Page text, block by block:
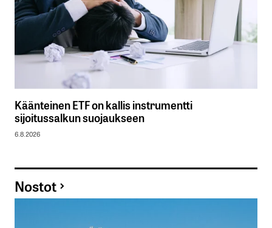
Käänteinen ETF on kallis instrumentti
sijoitussalkun suojaukseen
6.8.2026
Nostot